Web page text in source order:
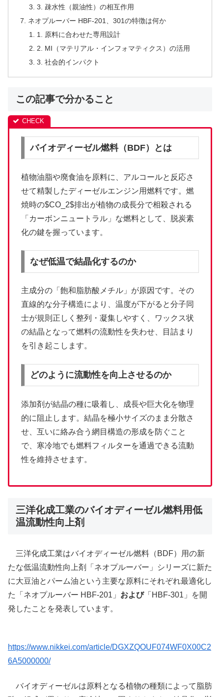
3. 疎水性（親油性）の相互作用
ネオプルーバー HBF-201、301の特徴は何か
1. 原料に合わせた専用設計
2. MI（マテリアル・インフォマティクス）の活用
3. 社会的インパクト
この記事で分かること
バイオディーゼル燃料（BDF）とは
植物油脂や廃食油を原料に、アルコールと反応さ
せて精製したディーゼルエンジン用燃料です。燃
焼時の$CO_2$排出が植物の成長分で相殺される
「カーボンニュートラル」な燃料として、脱炭素
化の鍵を握っています。
なぜ低温で結晶化するのか
主成分の「飽和脂肪酸メチル」が原因です。その
直線的な分子構造により、温度が下がると分子同
士が規則正しく整列・凝集しやすく、ワックス状
の結晶となって燃料の流動性を失わせ、目詰まり
を引き起こします。
どのように流動性を向上させるのか
添加剤が結晶の種に吸着し、成長や巨大化を物理
的に阻止します。結晶を極小サイズのまま分散さ
せ、互いに絡み合う網目構造の形成を防ぐこと
で、寒冷地でも燃料フィルターを通過できる流動
性を維持させます。
三洋化成工業のバイオディーゼル燃料用低
温流動性向上剤
三洋化成工業はバイオディーゼル燃料（BDF）用の新
たな低温流動性向上剤「ネオプルーバー」シリーズに新た
に大豆油とパーム油という主要な原料にそれぞれ最適化し
た「ネオプルーバー HBF-201」 および「HBF-301」を開
発したことを発表しています。
https://www.nikkei.com/article/DGXZQOUF074WF0X00C2
6A5000000/
バイオディーゼルは原料となる植物の種類によって脂肪